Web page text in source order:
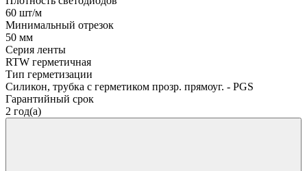
60 шт/м
Минимальный отрезок
50 мм
Серия ленты
RTW герметичная
Тип герметизации
Силикон, трубка с герметиком прозр. прямоуг. - PGS
Гарантийный срок
2 год(а)